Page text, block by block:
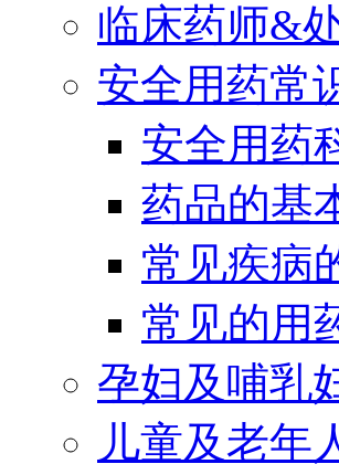
临床药师&
安全用药常
安全用药
药品的基
常见疾病
常见的用
孕妇及哺乳
儿童及老年